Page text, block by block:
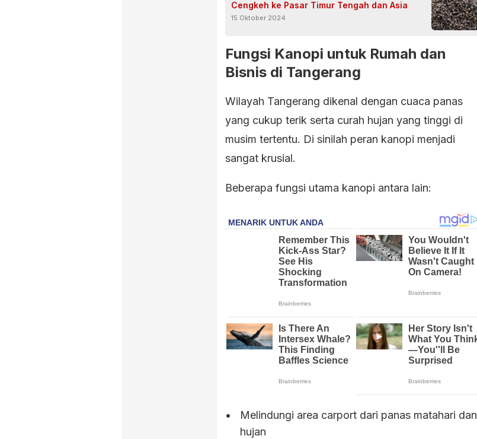
Cengkeh ke Pasar Timur Tengah dan Asia
15 Oktober 2024
Fungsi Kanopi untuk Rumah dan
Bisnis di Tangerang
Wilayah Tangerang dikenal dengan cuaca panas
yang cukup terik serta curah hujan yang tinggi di
musim tertentu. Di sinilah peran kanopi menjadi
sangat krusial.
Beberapa fungsi utama kanopi antara lain:
Melindungi area carport dari panas matahari dan
hujan